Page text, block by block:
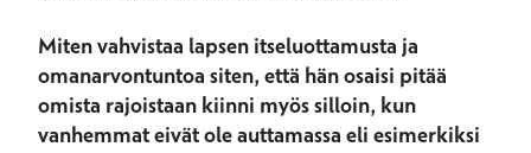
Miten vahvistaa lapsen itseluottamusta ja
omanarvontuntoa siten, että hän osaisi pitää
omista rajoistaan kiinni myös silloin, kun
vanhemmat eivät ole auttamassa eli esimerkiksi